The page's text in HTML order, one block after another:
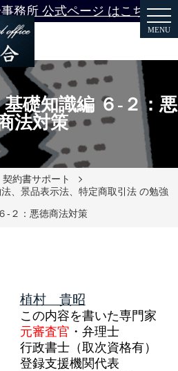
務所 公式ページ はこちら
MENU
礎知識編 ６-２：悪
法対策
契約書サポート
、景品表示法、特定商取引法 の勉強
-２：悪徳商法対策
植村 貴昭
この内容を書いた専門家
元審査官 ・弁理士
行政書士（取次資格有）
登録支援機関代表